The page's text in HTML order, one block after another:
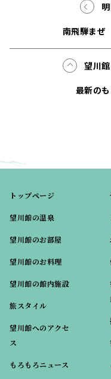
南飛騨ま
望川
最新の
トップページ
望川館の温泉
望川館のお部屋
望川館のお料理
望川館の館内施設
旅スタイル
望川館へのアクセ
ス
もろもろニュース